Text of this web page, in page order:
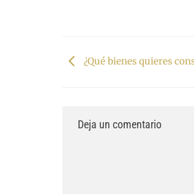
¿Qué bienes quieres
Deja un comentario